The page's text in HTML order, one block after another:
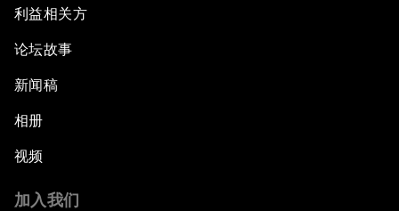
利益相关方
论坛故事
新闻稿
相册
视频
加入我们